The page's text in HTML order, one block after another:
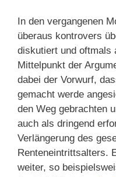
In den vergangenen
überaus kontrovers
diskutiert und oftmals
Mittelpunkt der
dabei der Vorwurf,
gemacht werde
den Weg gebrachten
auch als dringend
Verlängerung des
Renteneintrittsalters.
weiter, so